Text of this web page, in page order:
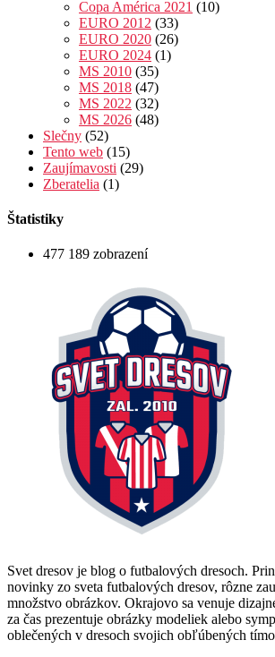
Copa América 2021 (10)
EURO 2012 (33)
EURO 2020 (26)
EURO 2024 (1)
MS 2010 (35)
MS 2018 (47)
MS 2022 (32)
MS 2026 (48)
Slečny (52)
Tento web (15)
Zaujímavosti (29)
Zberatelia (1)
Štatistiky
477 189 zobrazení
Svet dresov je blog o futbalových dresoch.
novinky zo sveta futbalových dresov, rôzne
množstvo obrázkov. Okrajovo sa venuje
za čas prezentuje obrázky modeliek alebo
oblečených v dresoch svojich obľúbených